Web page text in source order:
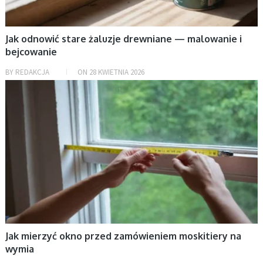
Jak odnowić stare żaluzje drewniane — malowanie i
bejcowanie
BY REDAKCJA ON 28 KWIETNIA 2026
BEZ KATEGORII
Jak mierzyć okno przed zamówieniem moskitiery na
wymia